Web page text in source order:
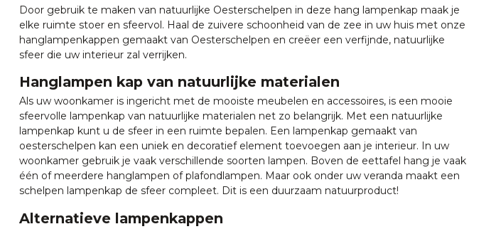
Door gebruik te maken van natuurlijke Oesterschelpen in deze hang lampenkap maak je
elke ruimte stoer en sfeervol. Haal de zuivere schoonheid van de zee in uw huis met onze
hanglampenkappen gemaakt van Oesterschelpen en creëer een verfijnde, natuurlijke
sfeer die uw interieur zal verrijken.
Hanglampen kap van natuurlijke materialen
Als uw woonkamer is ingericht met de mooiste meubelen en accessoires, is een mooie
sfeervolle lampenkap van natuurlijke materialen net zo belangrijk. Met een natuurlijke
lampenkap kunt u de sfeer in een ruimte bepalen. Een lampenkap gemaakt van
oesterschelpen kan een uniek en decoratief element toevoegen aan je interieur. In uw
woonkamer gebruik je vaak verschillende soorten lampen. Boven de eettafel hang je vaak
één of meerdere hanglampen of plafondlampen. Maar ook onder uw veranda maakt een
schelpen lampenkap de sfeer compleet. Dit is een duurzaam natuurproduct!
Alternatieve lampenkappen